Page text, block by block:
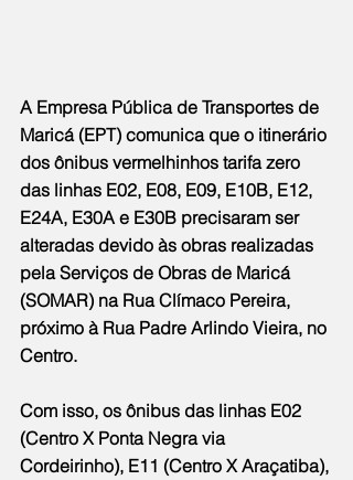
A Empresa Pública de Transportes de
Maricá (EPT) comunica que o itinerário
dos ônibus vermelhinhos tarifa zero
das linhas E02, E08, E09, E10B, E12,
E24A, E30A e E30B precisaram ser
alteradas devido às obras realizadas
pela Serviços de Obras de Maricá
(SOMAR) na Rua Clímaco Pereira,
próximo à Rua Padre Arlindo Vieira, no
Centro.
Com isso, os ônibus das linhas E02
(Centro X Ponta Negra via
Cordeirinho), E11 (Centro X Araçatiba),